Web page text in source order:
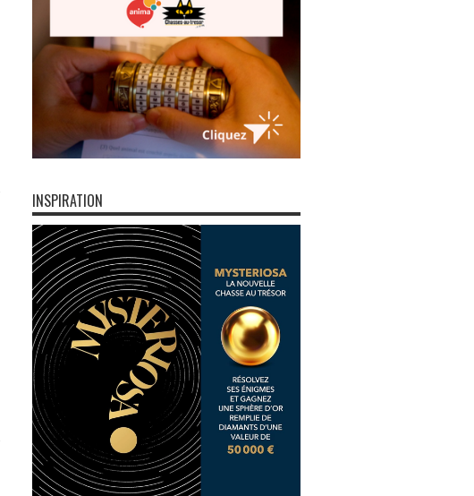
INSPIRATION